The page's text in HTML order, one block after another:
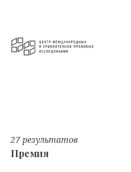
27 результатов
Премия